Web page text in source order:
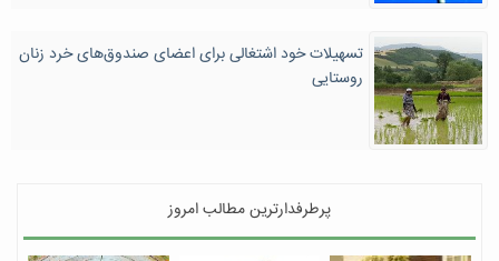
تسهیلات خود اشتغالی برای اعضای صندوق‌های خرد زنان
روستایی
پرطرفدارترین مطالب امروز